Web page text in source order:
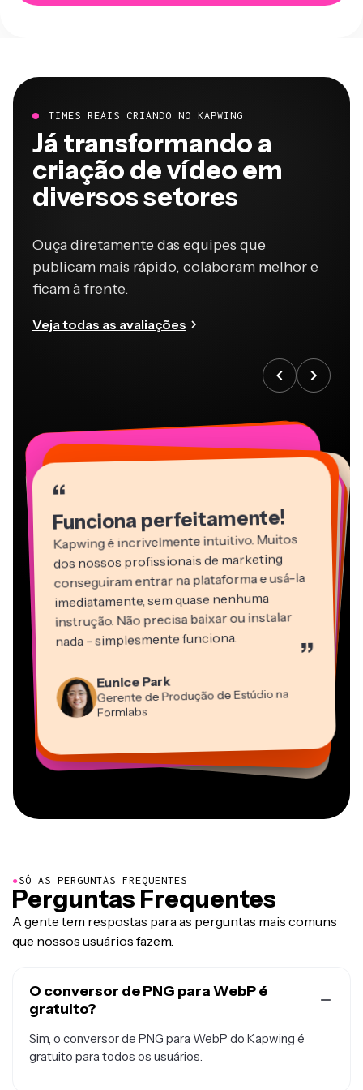
TIMES REAIS CRIANDO NO KAPWING
Já transformando a
criação de vídeo em
diversos setores
Ouça diretamente das equipes que
publicam mais rápido, colaboram melhor e
ficam à frente.
Veja todas as avaliações
“
Funciona perfeitamente!
Kapwing é incrivelmente intuitivo. Muitos
dos nossos profissionais de marketing
conseguiram entrar na plataforma e usá-la
imediatamente, sem quase nenhuma
instrução. Não precisa baixar ou instalar
nada - simplesmente funciona. ”
Eunice Park
Gerente de Produção de Estúdio na
Formlabs
“
Vannesia Darby
“
Grant Taleck
Panos Papagapiou
Sócio-Diretor na EPATHLON
“
Kerry-lee Farla
Gracie Peng
Diretor de Conteúdo
“
Martin James
Heidi Rae
Educação
“
Natasha Ball
Consultor
“
Mitch Rawlings
“
Dina Segovia
Freelancer Virtual
●SÓ AS PERGUNTAS FREQUENTES
Perguntas Frequentes
A gente tem respostas para as perguntas mais comuns
que nossos usuários fazem.
O conversor de PNG para WebP é
gratuito?
Sim, o conversor de PNG para WebP do Kapwing é
gratuito para todos os usuários.